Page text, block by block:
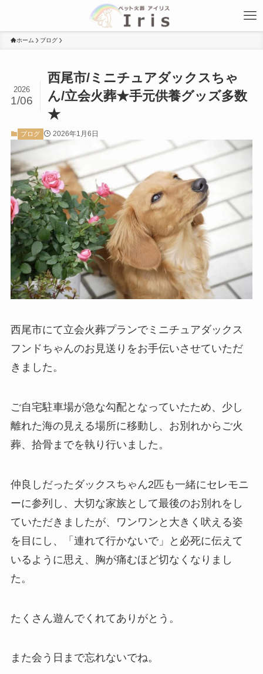
ホーム ブログ
西尾市/ミニチュアダックスちゃ
ん/立会火葬★手元供養グッズ多数
★
2026
1/06
ブログ 2026年1月6日
西尾市にて立会火葬プランでミニチュアダックス
フンドちゃんのお見送りをお手伝いさせていただ
きました。
ご自宅駐車場が急な勾配となっていたため、少し
離れた海の見える場所に移動し、お別れからご火
葬、拾骨までを執り行いました。
仲良しだったダックスちゃん2匹も一緒にセレモニ
ーに参列し、大切な家族として最後のお別れをし
ていただきましたが、ワンワンと大きく吠える姿
を目にし、「連れて行かないで」と必死に伝えて
いるように思え、胸が痛むほど切なくなりまし
た。
たくさん遊んでくれてありがとう。
また会う日まで忘れないでね。